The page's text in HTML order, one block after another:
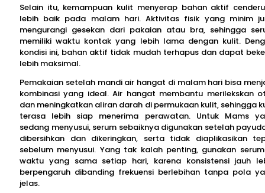
Selain itu, kemampuan kulit menyerap bahan aktif
lebih baik pada malam hari. Aktivitas fisik yang minim
mengurangi gesekan dari pakaian atau bra, sehingga
memiliki waktu kontak yang lebih lama dengan kulit.
kondisi ini, bahan aktif tidak mudah terhapus dan dapat
lebih maksimal.
Pemakaian setelah mandi air hangat di malam hari bisa
kombinasi yang ideal. Air hangat membantu merilekskan
dan meningkatkan aliran darah di permukaan kulit, sehingga
terasa lebih siap menerima perawatan. Untuk Mams
sedang menyusui, serum sebaiknya digunakan setelah
dibersihkan dan dikeringkan, serta tidak diaplikasikan
sebelum menyusui. Yang tak kalah penting, gunakan
waktu yang sama setiap hari, karena konsistensi jauh
berpengaruh dibanding frekuensi berlebihan tanpa pola
jelas.